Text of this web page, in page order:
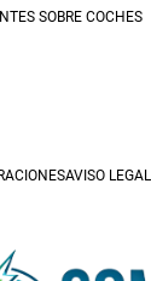
SOBRE COCHES
AVISO LEGAL